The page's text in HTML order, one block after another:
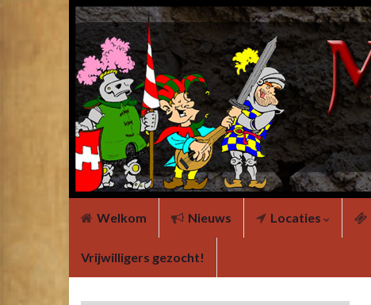
Welkom Nieuws Locaties
Vrijwilligers gezocht!